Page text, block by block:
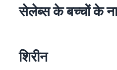
सेलेब्स के बच्चों के
शिरीन